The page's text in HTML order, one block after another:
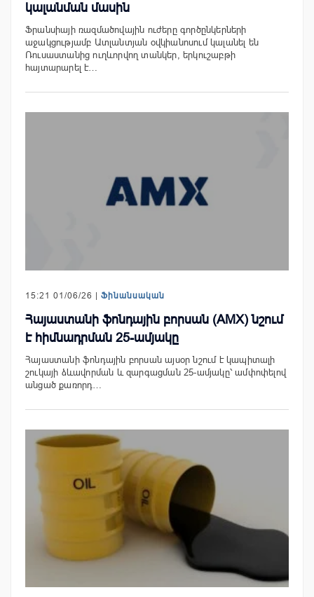
կալանման մասին
Ֆրանսիայի ռազմածովային ուժերը գործընկերների
աջակցությամբ Ատլանտյան օվկիանոսում կալանել են
Ռուսաստանից ուղևորվող տանկեր, երկուշաբթի
հայտարարել է…
15:21 01/06/26 | Ֆինանսական
Հայաստանի ֆոնդային բորսան (AMX) նշում
է հիմնադրման 25-ամյակը
Հայաստանի ֆոնդային բորսան այսօր նշում է կապիտալի
շուկայի ձևավորման և զարգացման 25-ամյակը՝ ամփոփելով
անցած քառորդ…